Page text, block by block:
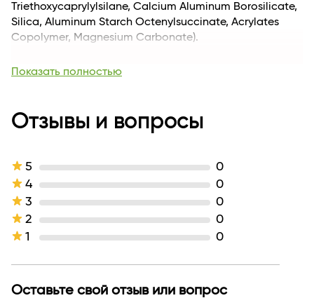
Triethoxycaprylylsilane, Calcium Aluminum Borosilicate,
Silica, Aluminum Starch Octenylsuccinate, Acrylates
Copolymer, Magnesium Carbonate).
Вес, кг
Возраст
Для всех возрастных категорий
Комплектация
Активные компоненты
масло семян какао, вазелин
Тип кожи
для всех типов кожи
Эффект / Свойство
Тип продукта
Текстура
Производитель
Показать полностью
Отзывы и вопросы
5
0
4
0
3
0
2
0
1
0
Оставьте свой отзыв или вопрос